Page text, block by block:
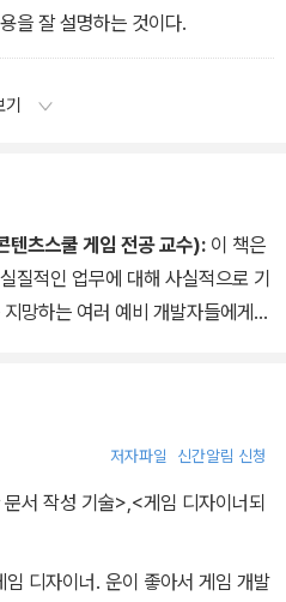
을 잘 설명하는 것이다.
텐츠스쿨 게임 전공 교수): 이 책은
질적인 업무에 대해 사실적으로 기
망하는 여러 예비 개발자들에게
기준을 제시하기도 한다. 직접 경
경험들에 대한 주옥같은 정리들은
는 내용이라 생각된다.
저자파일 신간알림 신청
서 작성 기술> <게임 디자이너되
디자이너. 운이 좋아서 게임 개발